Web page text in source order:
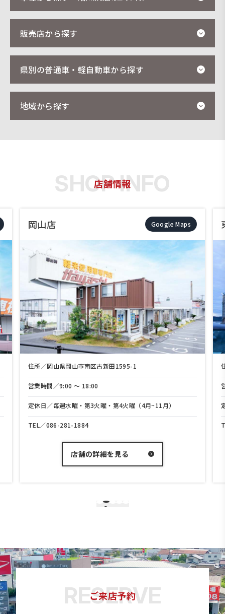
販売店から探す
県別の普通車・軽自動車から探す
地域から探す
店舗情報
岡山店 Google Maps
住所／岡山県岡山市南区古新田1595-1
営業時間／9:00 〜 18:00
定休日／毎週水曜・第3火曜・第4火曜（4月~11月）
TEL／086-281-1884
店舗の詳細を見る
2
ご来店予約